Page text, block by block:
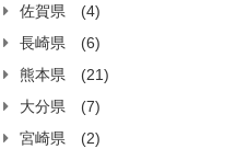
佐賀県
(4)
長崎県
(6)
熊本県
(21)
大分県
(7)
宮崎県
(2)